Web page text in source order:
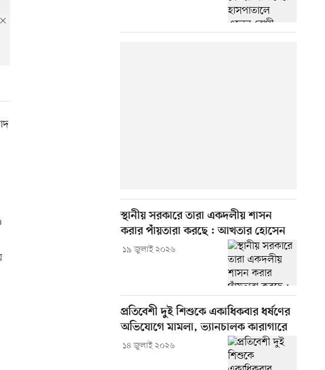
স্থানীয় সরকারে তারা একদলীয় শাসন
করার পাঁয়তারা করছে : আখতার হোসেন
১৯ জুলাই ২০২৬
প্রতিবেশী দুই শিশুকে একাধিকবার ধর্ষণের
অভিযোগে মামলা, ভ্যানচালক কারাগারে
১৪ জুলাই ২০২৬